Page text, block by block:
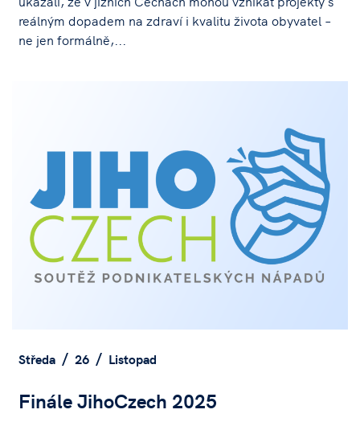
reálným dopadem na zdraví i kvalitu života obyvatel –
ne jen formálně,...
Středa 26 Listopad
Finále JihoCzech 2025